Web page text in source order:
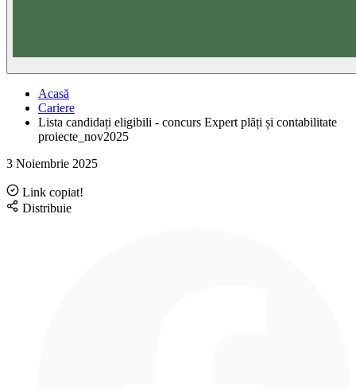
Acasă
Cariere
Lista candidați eligibili - concurs Expert plăți și contabilitate
proiecte_nov2025
3 Noiembrie 2025
Link copiat!
Distribuie